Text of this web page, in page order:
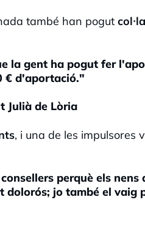
també han pogut
la gent ha pogut fer
€ d'aportació."
Julià de Lòria
, i una de les impulsores
perquè els nens
jo també el vaig